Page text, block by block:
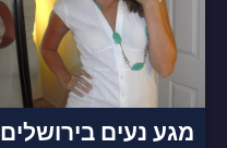
מגע נעים בירושלים